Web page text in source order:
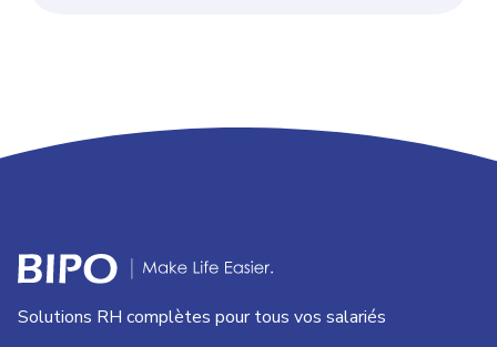
Solutions RH complètes pour tous vos salariés